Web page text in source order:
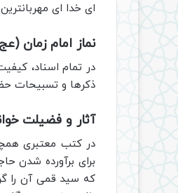
اى خدا اى
نماز امام زمان
در تمام اسناد،
ذکرها و تسبیحات
آثار و فضیلت
در کتب معتبری
برای برآورده شدن
که سید قمی آن را